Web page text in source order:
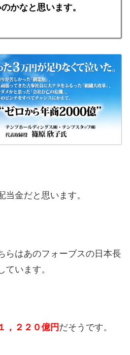
かなと思います。
当金だと思います。
らはあのフォーブスの日本長
ています。
，２２０億円だそうです。